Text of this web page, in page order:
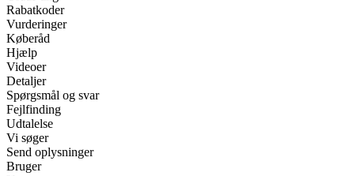
Rabatkoder
Vurderinger
Køberåd
Hjælp
Videoer
Detaljer
Spørgsmål og svar
Fejlfinding
Udtalelse
Vi søger
Send oplysninger
Bruger